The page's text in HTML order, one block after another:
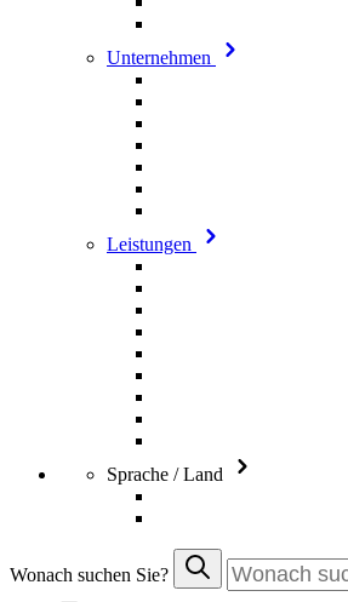
Unternehmen
Leistungen
Sprache / Land
Wonach suchen Sie?